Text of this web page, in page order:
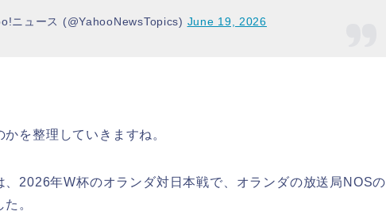
ニュース (@YahooNewsTopics) June 19, 2026
を整理していきますね。
、2026年W杯のオランダ対日本戦で、オランダの放送局NOSの
。